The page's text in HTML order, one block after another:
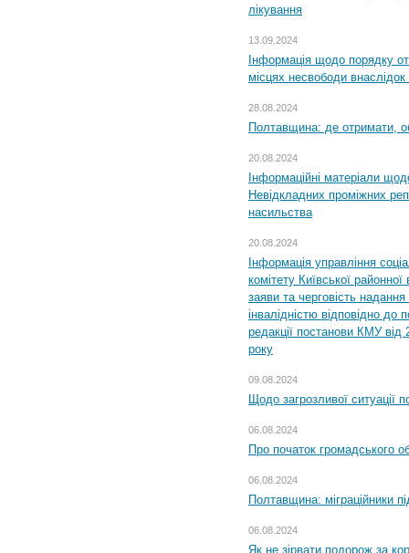
лікування
13.09.2024
Інформація щодо порядку
місцях несвободи внаслідок
28.08.2024
Полтавщина: де отримати,
20.08.2024
Інформаційні матеріали
Невідкладних проміжних
насильства
20.08.2024
Інформація управління
комітету Київської
заяви та черговість надання
інвалідністю відповідно
редакції постанови КМУ
року
09.08.2024
Щодо загрозливої ситуації
06.08.2024
Про початок громадського
06.08.2024
Полтавщина: міграційники
06.08.2024
Як не зірвати подорож за